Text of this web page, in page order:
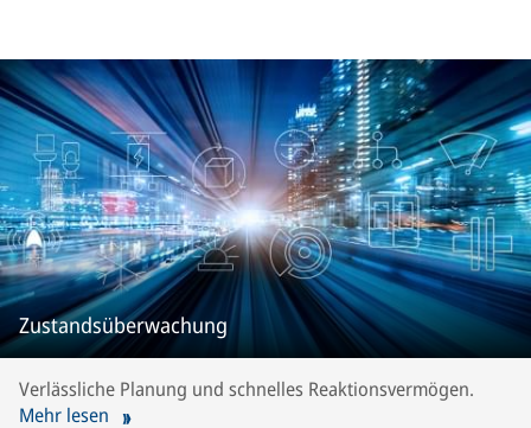
Zustandsüberwachung
Verlässliche Planung und schnelles Reaktionsvermögen.
Mehr lesen